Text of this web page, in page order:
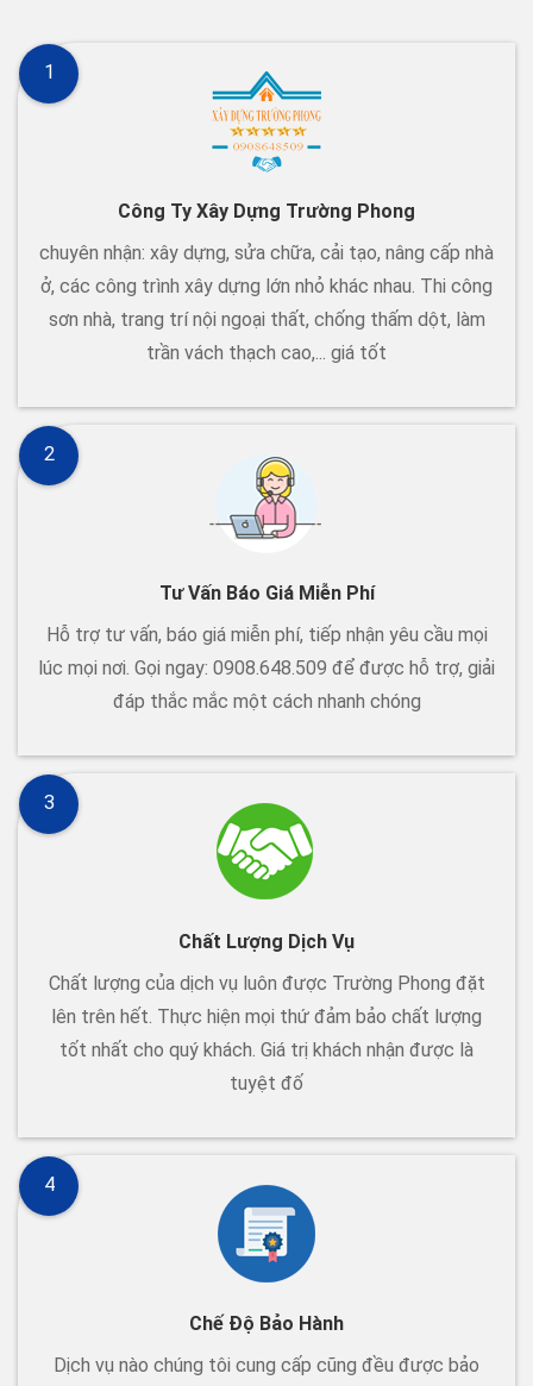
Công Ty Xây Dựng Trường Phong
chuyên nhận: xây dựng, sửa chữa, cải tạo, nâng cấp nhà
ở, các công trình xây dựng lớn nhỏ khác nhau. Thi công
sơn nhà, trang trí nội ngoại thất, chống thấm dột, làm
trần vách thạch cao,... giá tốt
1
Tư Vấn Báo Giá Miễn Phí
Hỗ trợ tư vấn, báo giá miễn phí, tiếp nhận yêu cầu mọi
lúc mọi nơi. Gọi ngay: 0908.648.509 để được hỗ trợ, giải
đáp thắc mắc một cách nhanh chóng
2
Chất Lượng Dịch Vụ
Chất lượng của dịch vụ luôn được Trường Phong đặt
lên trên hết. Thực hiện mọi thứ đảm bảo chất lượng
tốt nhất cho quý khách. Giá trị khách nhận được là
tuyệt đố
3
Chế Độ Bảo Hành
Dịch vụ nào chúng tôi cung cấp cũng đều được bảo
4